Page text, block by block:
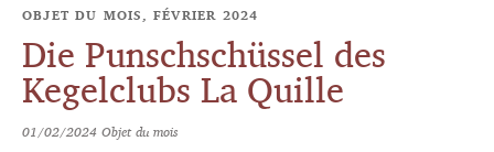
OBJET DU MOIS, FÉVRIER 2024
Die Punschschüssel des
Kegelclubs La Quille
01/02/2024Objet du mois